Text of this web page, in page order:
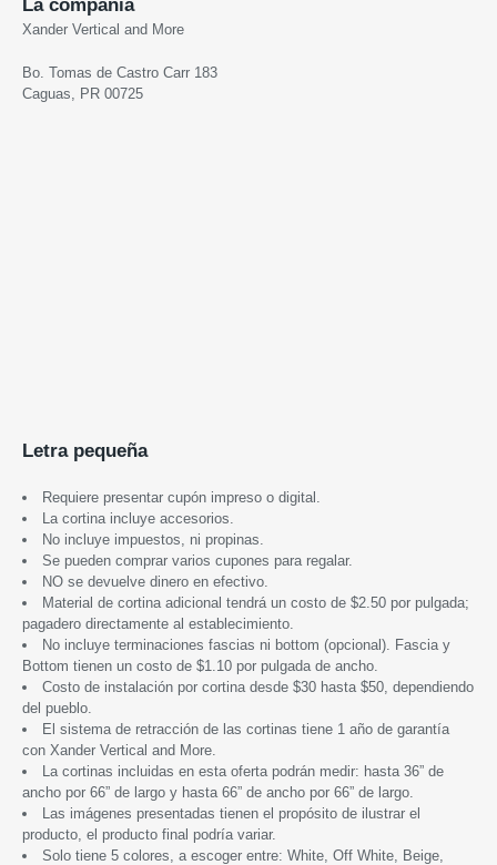
La compañia
Xander Vertical and More
Bo. Tomas de Castro Carr 183
Caguas, PR 00725
Letra pequeña
Requiere presentar cupón impreso o digital.
La cortina incluye accesorios.
No incluye impuestos, ni propinas.
Se pueden comprar varios cupones para regalar.
NO se devuelve dinero en efectivo.
Material de cortina adicional tendrá un costo de $2.50 por pulgada;
pagadero directamente al establecimiento.
No incluye terminaciones fascias ni bottom (opcional). Fascia y
Bottom tienen un costo de $1.10 por pulgada de ancho.
Costo de instalación por cortina desde $30 hasta $50, dependiendo
del pueblo.
El sistema de retracción de las cortinas tiene 1 año de garantía
con Xander Vertical and More.
La cortinas incluidas en esta oferta podrán medir: hasta 36” de
ancho por 66” de largo y hasta 66” de ancho por 66” de largo.
Las imágenes presentadas tienen el propósito de ilustrar el
producto, el producto final podría variar.
Solo tiene 5 colores, a escoger entre: White, Off White, Beige,